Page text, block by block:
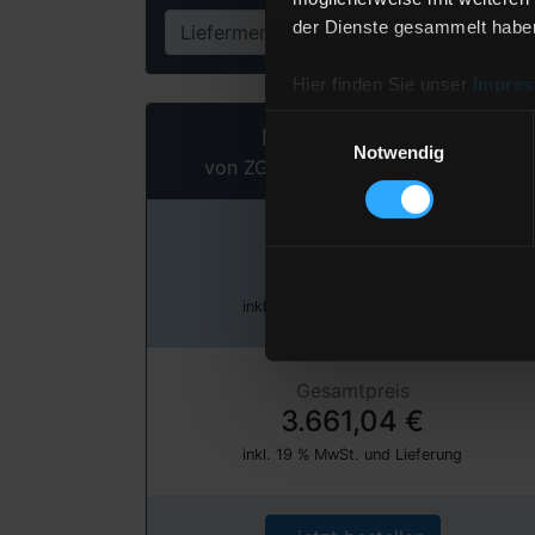
der Dienste gesammelt
Hier finden Sie unser
Notwendig
Liefermenge
Heizöl Standard
von ZG Raiffeisen Energie GmbH
inkl. 19 % MwSt. und Lieferung
Gesamtpreis
3.661,04 €
inkl. 19 % MwSt. und Lieferung